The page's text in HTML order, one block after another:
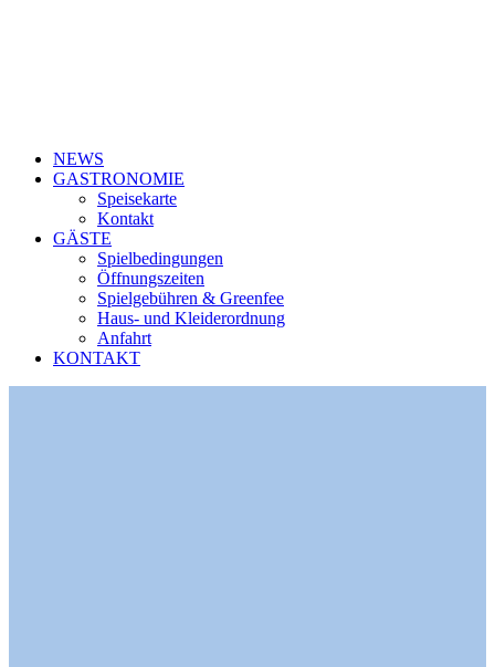
NEWS
GASTRONOMIE
Speisekarte
Kontakt
GÄSTE
Spielbedingungen
Öffnungszeiten
Spielgebühren & Greenfee
Haus- und Kleiderordnung
Anfahrt
KONTAKT